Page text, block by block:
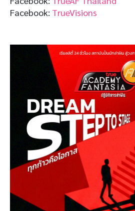
Facebook: TrueVisions